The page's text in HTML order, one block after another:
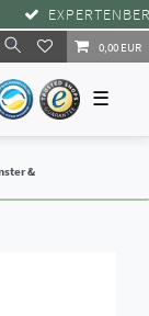
0,00 EUR
☰
&